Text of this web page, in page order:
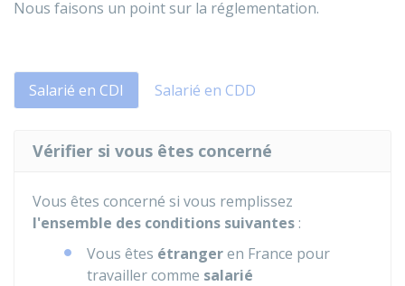
Nous faisons un point sur la réglementation.
Salarié en CDI Salarié en CDD
Vérifier si vous êtes concerné
Vous êtes concerné si vous remplissez
l'ensemble des conditions suivantes :
Vous êtes étrangeren France pour
travailler comme salarié